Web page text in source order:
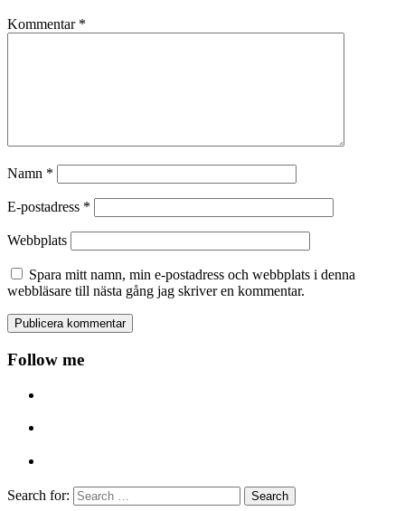
Kommentar *
Namn *
E-postadress *
Webbplats
Spara mitt namn, min e-postadress och webbplats i denna
webbläsare till nästa gång jag skriver en kommentar.
Follow me
Search for: